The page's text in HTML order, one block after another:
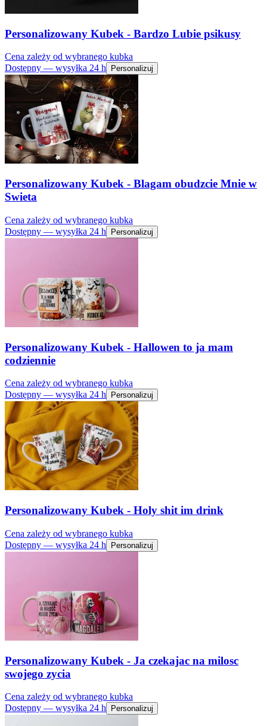
Personalizowany Kubek - Bardzo Lubie psikusy
Cena zależy od wybranego kubka
Dostępny — wysyłka 24 h
Personalizuj
Personalizowany Kubek - Blagam obudzcie Mnie w
Swieta
Cena zależy od wybranego kubka
Dostępny — wysyłka 24 h
Personalizuj
Personalizowany Kubek - Hallowen to ja mam
codziennie
Cena zależy od wybranego kubka
Dostępny — wysyłka 24 h
Personalizuj
Personalizowany Kubek - Holy shit im drink
Cena zależy od wybranego kubka
Dostępny — wysyłka 24 h
Personalizuj
Personalizowany Kubek - Ja czekajac na milosc
swojego zycia
Cena zależy od wybranego kubka
Dostępny — wysyłka 24 h
Personalizuj